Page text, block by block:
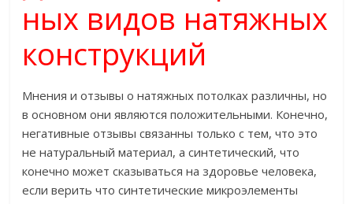
ных видов натяжных
конструкций
Мнения и отзывы о натяжных потолках различны, но
в основном они являются положительными. Конечно,
негативные отзывы связанны только с тем, что это
не натуральный материал, а синтетический, что
конечно может сказываться на здоровье человека,
если верить что синтетические микроэлементы